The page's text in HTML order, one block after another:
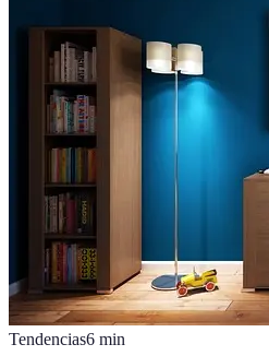
Tendencias6 min